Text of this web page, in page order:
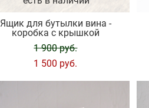
Ящик для бутылки вина -
коробка с крышкой
1 900 pуб.
1 500 pуб.